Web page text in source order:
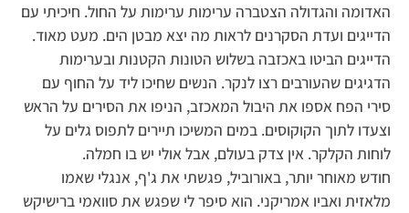
האדומה והגדולה הצטברה ערימות ערימות על החול. חיכיתי עם
הדייגים ועדת הסקרנים לראות מה יצא מבטן הים. מעט מאוד.
הדייגים הביטו באכזבה בשלוש הטונות הקטנות ובערימות
הדגיגים שהעורבים רצו לנקר. הנשים שחיכו ליד על החוף עם
סירי הפח אספו את היבול המאכזב, הניפו את הסירים על הראש
וצעדו לתוך הקוקוסים. במים המשיכו תיירים לתפוס גלים על
לוחות הקלקר. אין צדק בעולם, אבל אולי יש בו חמלה.
חודש מאוחר יותר, באורוביל, פגשתי את ג'ף, אנגלי שאמו
מלאזית ואביו אמריקני. הוא סיפר לי שפגש את סוואמי ברישיקש